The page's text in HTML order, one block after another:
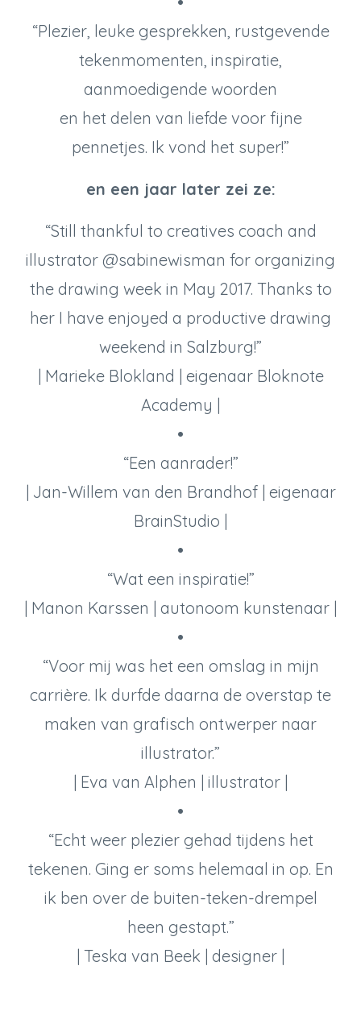
“Plezier, leuke gesprekken, rustgevende
tekenmomenten, inspiratie,
aanmoedigende woorden
en het delen van liefde voor fijne
pennetjes. Ik vond het super!”
en een jaar later zei ze:
“Still thankful to creatives coach and
illustrator @sabinewisman for organizing
the drawing week in May 2017. Thanks to
her I have enjoyed a productive drawing
weekend in Salzburg!”
| Marieke Blokland | eigenaar Bloknote
Academy |
•
“Een aanrader!”
| Jan-Willem van den Brandhof | eigenaar
BrainStudio |
•
“Wat een inspiratie!”
| Manon Karssen | autonoom kunstenaar |
•
“Voor mij was het een omslag in mijn
carrière. Ik durfde daarna de overstap te
maken van grafisch ontwerper naar
illustrator.”
| Eva van Alphen | illustrator |
•
“Echt weer plezier gehad tijdens het
tekenen. Ging er soms helemaal in op. En
ik ben over de buiten-teken-drempel
heen gestapt.”
| Teska van Beek | designer |